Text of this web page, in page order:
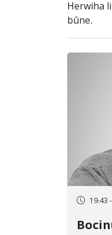
Herwiha
bûne.
19:43